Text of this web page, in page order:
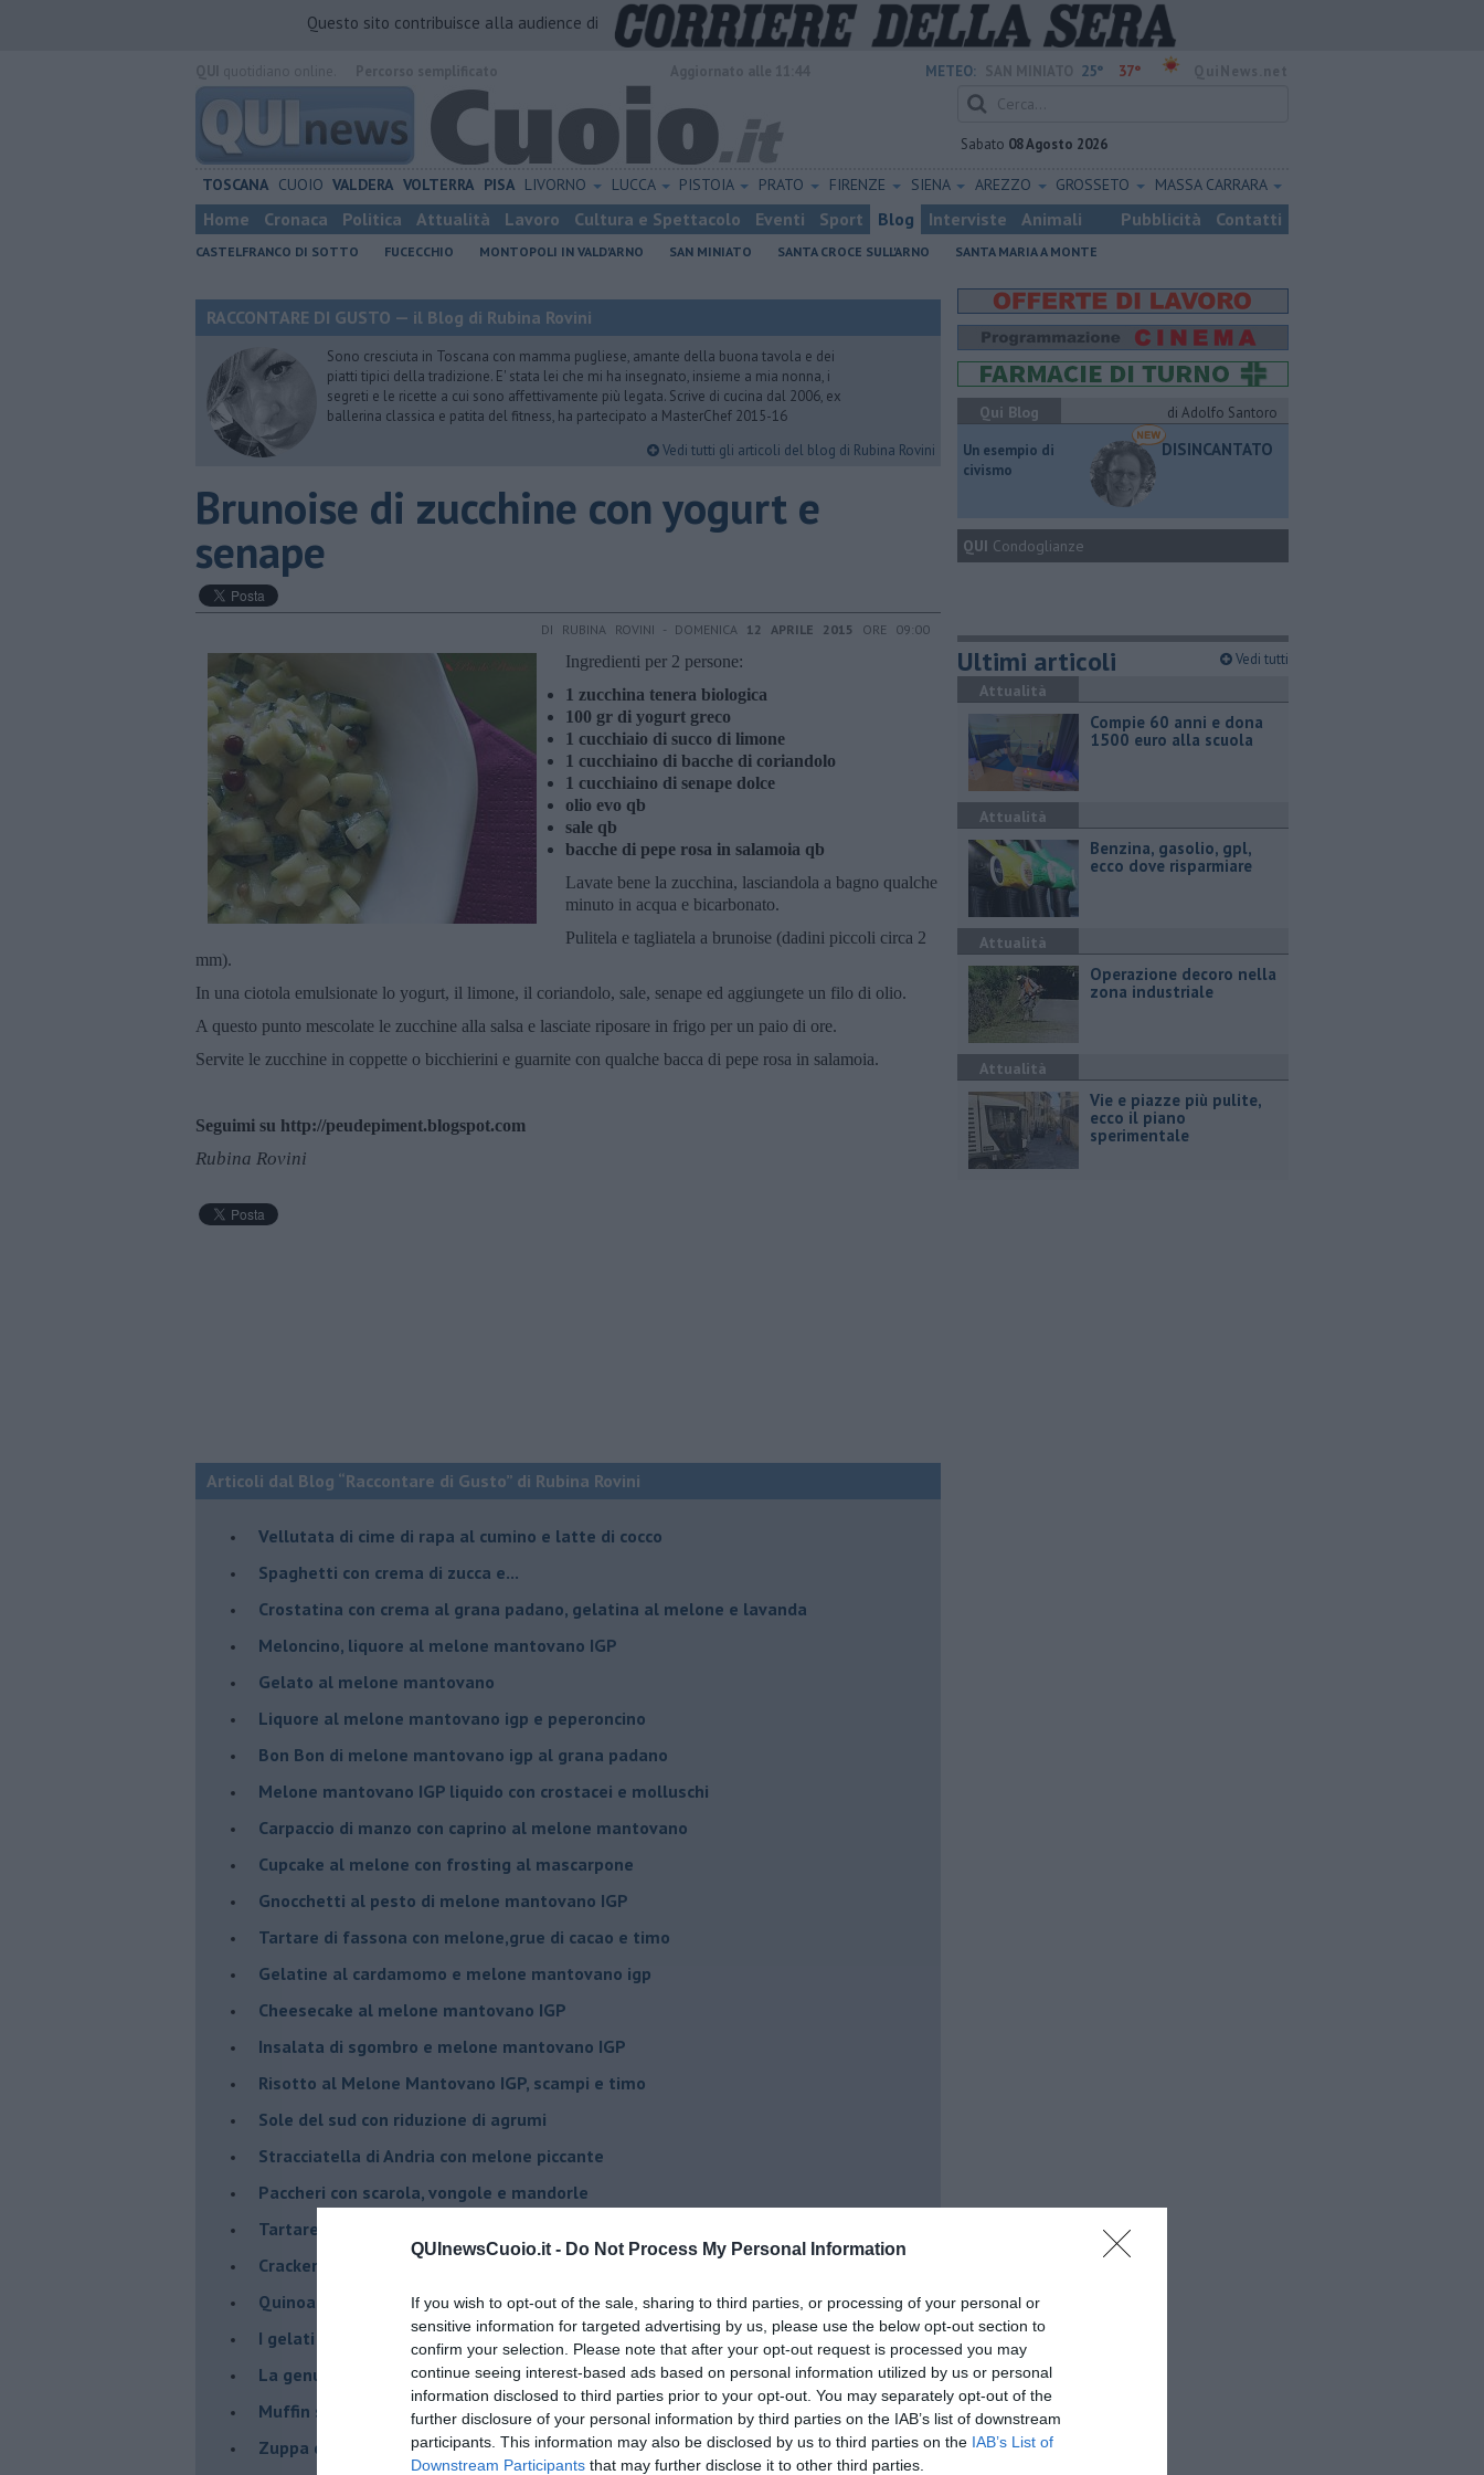
QUInewsCuoio.it - Do Not Process My Personal Information
If you wish to opt-out of the sale, sharing to third parties, or processing of your personal or
sensitive information for targeted advertising by us, please use the below opt-out section to
confirm your selection. Please note that after your opt-out request is processed you may
continue seeing interest-based ads based on personal information utilized by us or personal
information disclosed to third parties prior to your opt-out. You may separately opt-out of the
further disclosure of your personal information by third parties on the IAB’s list of downstream
participants. This information may also be disclosed by us to third parties on the IAB’s List of
Downstream Participants that may further disclose it to other third parties.
Questo sito contribuisce alla audience di
METEO: 25° 37°
Sabato 08 Agosto 2026
TOSCANA CUOIO VALDERA VOLTERRA PISA LIVORNO LUCCA PISTOIA PRATO FIRENZE SIENA AREZZO GROSSETO MASSA CARRARA
Home Cronaca Politica Attualità Lavoro Cultura e Spettacolo Eventi Sport Blog Interviste Animali Pubblicità Contatti
CASTELFRANCO DI SOTTO FUCECCHIO MONTOPOLI IN VALD'ARNO SAN MINIATO SANTA CROCE SULL'ARNO SANTA MARIA A MONTE
RACCONTARE DI GUSTO — il Blog di Rubina Rovini
Sono cresciuta in Toscana con mamma pugliese, amante della buona tavola e dei
piatti tipici della tradizione. E' stata lei che mi ha insegnato, insieme a mia nonna, i
segreti e le ricette a cui sono affettivamente più legata. Scrive di cucina dal 2006, ex
ballerina classica e patita del fitness, ha partecipato a MasterChef 2015-16
Vedi tutti gli articoli del blog di Rubina Rovini
Brunoise di zucchine con yogurt e
senape
DI RUBINA ROVINI - DOMENICA 12 APRILE 2015 ORE 09:00
Ingredienti per 2 persone:
1 zucchina tenera biologica
100 gr di yogurt greco
1 cucchiaio di succo di limone
1 cucchiaino di bacche di coriandolo
1 cucchiaino di senape dolce
olio evo qb
sale qb
bacche di pepe rosa in salamoia qb
Lavate bene la zucchina, lasciandola a bagno qualche
minuto in acqua e bicarbonato.
Pulitela e tagliatela a brunoise (dadini piccoli circa 2
mm).
In una ciotola emulsionate lo yogurt, il limone, il coriandolo, sale, senape ed aggiungete un filo di olio.
A questo punto mescolate le zucchine alla salsa e lasciate riposare in frigo per un paio di ore.
Servite le zucchine in coppette o bicchierini e guarnite con qualche bacca di pepe rosa in salamoia.
Seguimi su http://peudepiment.blogspot.com
Rubina Rovini
Articoli dal Blog “Raccontare di Gusto” di Rubina Rovini
Vellutata di cime di rapa al cumino e latte di cocco
Spaghetti con crema di zucca e...
Crostatina con crema al grana padano, gelatina al melone e lavanda
Meloncino, liquore al melone mantovano IGP
Gelato al melone mantovano
Liquore al melone mantovano igp e peperoncino
Bon Bon di melone mantovano igp al grana padano
Melone mantovano IGP liquido con crostacei e molluschi
Carpaccio di manzo con caprino al melone mantovano
Cupcake al melone con frosting al mascarpone
Gnocchetti al pesto di melone mantovano IGP
Tartare di fassona con melone,grue di cacao e timo
Gelatine al cardamomo e melone mantovano igp
Cheesecake al melone mantovano IGP
Insalata di sgombro e melone mantovano IGP
Risotto al Melone Mantovano IGP, scampi e timo
Sole del sud con riduzione di agrumi
Stracciatella di Andria con melone piccante
Paccheri con scarola, vongole e mandorle
Tartare di luccioperca con melone al tabasco
Crackers di segale
Quinoa con Melone Mantovano IGP, Rucola, Croccante
I gelati salati
La genuinità come primo ingrediente
Muffin salati al curry e granny smith
Zuppa di porri alla birra, con ...
Qui Blog
di Adolfo Santoro
​Un esempio di
civismo
DISINCANTATO
QUI Condoglianze
Ultimi articoli Vedi tutti
Attualità
Compie 60 anni e dona
1500 euro alla scuola
Attualità
​Benzina, gasolio, gpl,
ecco dove risparmiare
Attualità
Operazione decoro nella
zona industriale
Attualità
Vie e piazze più pulite,
ecco il piano
sperimentale